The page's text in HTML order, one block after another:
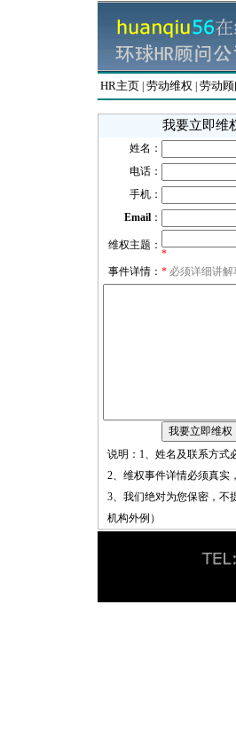
HR主页 劳动维权 劳动顾
我要立即维
姓名：
电话：
手机：
Email：
维权主题：
*
事件详情： * 必须详细讲
说明：1、姓名及联系方式
2、维权事件详情必须真实
3、我们绝对为您保密，不
机构外例）